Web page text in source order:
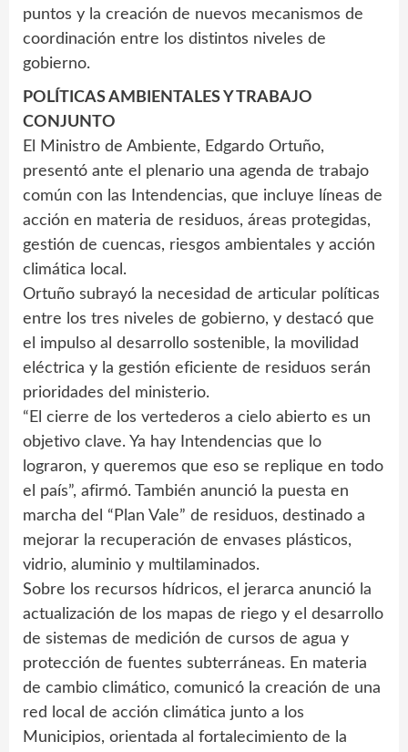
puntos y la creación de nuevos mecanismos de
coordinación entre los distintos niveles de
gobierno.
POLÍTICAS AMBIENTALES Y TRABAJO
CONJUNTO
El Ministro de Ambiente, Edgardo Ortuño,
presentó ante el plenario una agenda de trabajo
común con las Intendencias, que incluye líneas de
acción en materia de residuos, áreas protegidas,
gestión de cuencas, riesgos ambientales y acción
climática local.
Ortuño subrayó la necesidad de articular políticas
entre los tres niveles de gobierno, y destacó que
el impulso al desarrollo sostenible, la movilidad
eléctrica y la gestión eficiente de residuos serán
prioridades del ministerio.
“El cierre de los vertederos a cielo abierto es un
objetivo clave. Ya hay Intendencias que lo
lograron, y queremos que eso se replique en todo
el país”, afirmó. También anunció la puesta en
marcha del “Plan Vale” de residuos, destinado a
mejorar la recuperación de envases plásticos,
vidrio, aluminio y multilaminados.
Sobre los recursos hídricos, el jerarca anunció la
actualización de los mapas de riego y el desarrollo
de sistemas de medición de cursos de agua y
protección de fuentes subterráneas. En materia
de cambio climático, comunicó la creación de una
red local de acción climática junto a los
Municipios, orientada al fortalecimiento de la